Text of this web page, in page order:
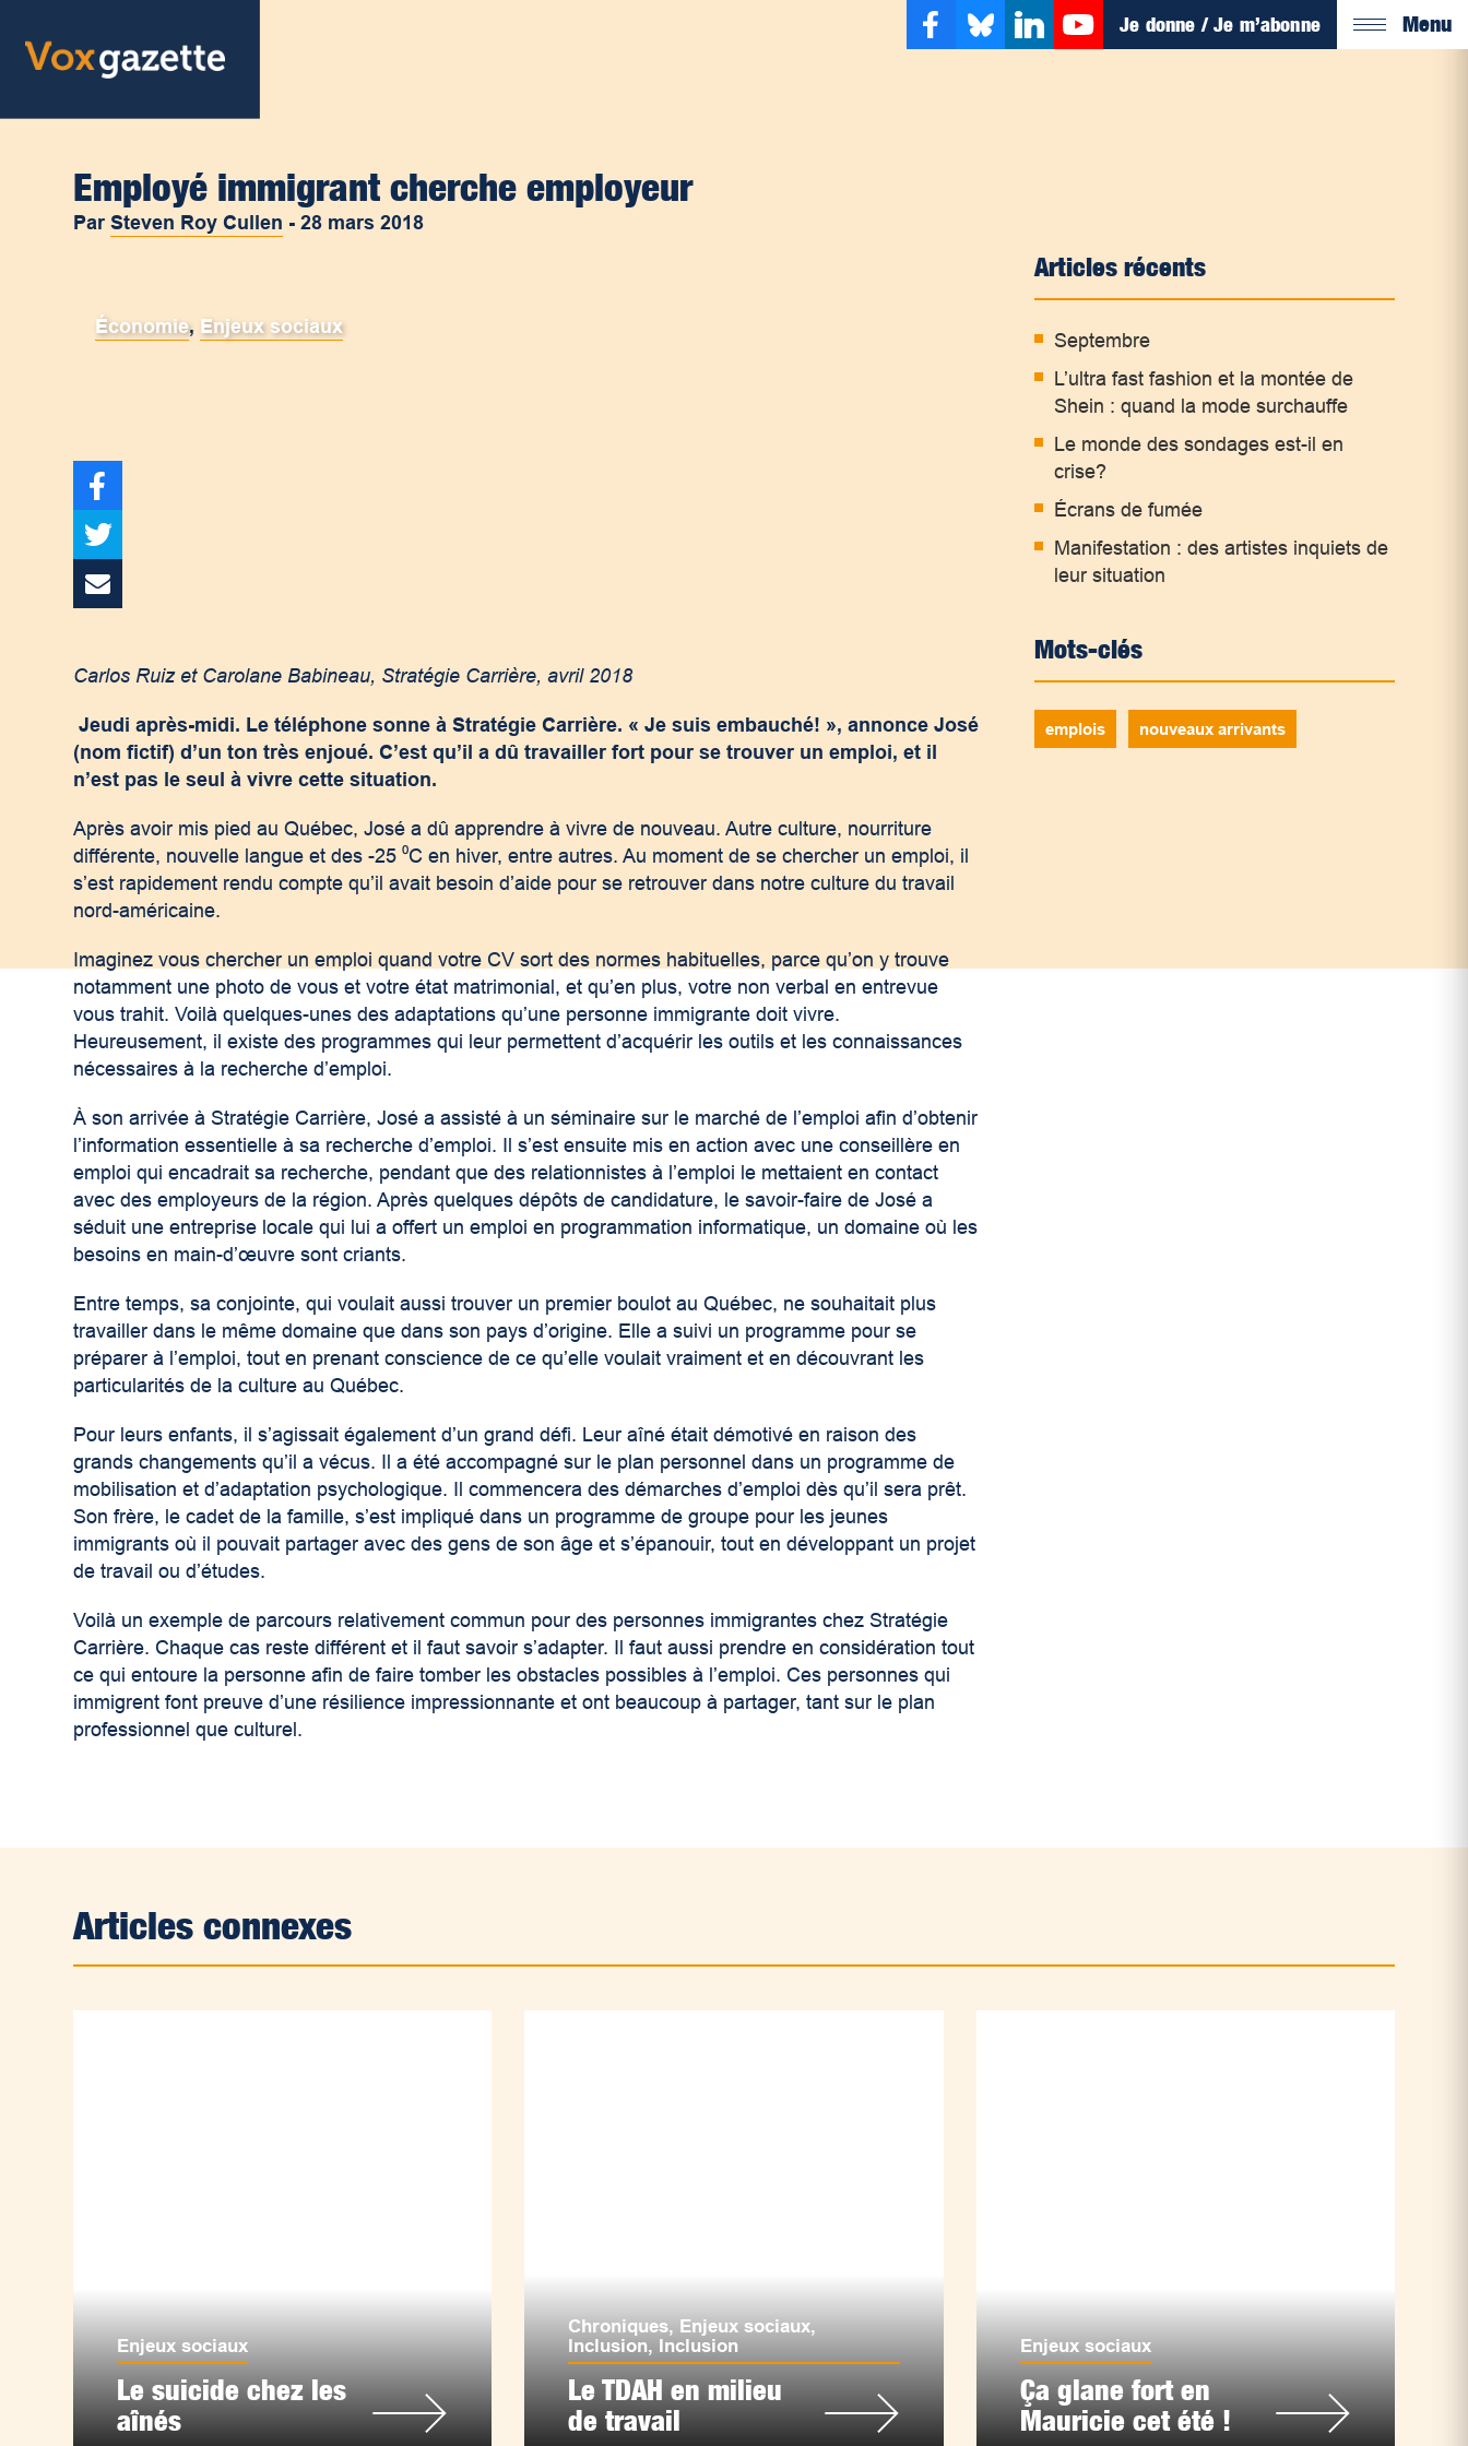
Je donne / Je m’abonne Menu
Employé immigrant cherche employeur
ParSteven Roy Cullen -28 mars 2018
Économie, Enjeux sociaux
Carlos Ruiz et Carolane Babineau, Stratégie Carrière, avril 2018
Jeudi après-midi. Le téléphone sonne à Stratégie Carrière. « Je suis embauché! », annonce José
(nom fictif) d’un ton très enjoué. C’est qu’il a dû travailler fort pour se trouver un emploi, et il
n’est pas le seul à vivre cette situation.
Après avoir mis pied au Québec, José a dû apprendre à vivre de nouveau. Autre culture, nourriture
différente, nouvelle langue et des -25 ⁰C en hiver, entre autres. Au moment de se chercher un emploi, il
s’est rapidement rendu compte qu’il avait besoin d’aide pour se retrouver dans notre culture du travail
nord-américaine.
Imaginez vous chercher un emploi quand votre CV sort des normes habituelles, parce qu’on y trouve
notamment une photo de vous et votre état matrimonial, et qu’en plus, votre non verbal en entrevue
vous trahit. Voilà quelques-unes des adaptations qu’une personne immigrante doit vivre.
Heureusement, il existe des programmes qui leur permettent d’acquérir les outils et les connaissances
nécessaires à la recherche d’emploi.
À son arrivée à Stratégie Carrière, José a assisté à un séminaire sur le marché de l’emploi afin d’obtenir
l’information essentielle à sa recherche d’emploi. Il s’est ensuite mis en action avec une conseillère en
emploi qui encadrait sa recherche, pendant que des relationnistes à l’emploi le mettaient en contact
avec des employeurs de la région. Après quelques dépôts de candidature, le savoir-faire de José a
séduit une entreprise locale qui lui a offert un emploi en programmation informatique, un domaine où les
besoins en main-d’œuvre sont criants.
Entre temps, sa conjointe, qui voulait aussi trouver un premier boulot au Québec, ne souhaitait plus
travailler dans le même domaine que dans son pays d’origine. Elle a suivi un programme pour se
préparer à l’emploi, tout en prenant conscience de ce qu’elle voulait vraiment et en découvrant les
particularités de la culture au Québec.
Pour leurs enfants, il s’agissait également d’un grand défi. Leur aîné était démotivé en raison des
grands changements qu’il a vécus. Il a été accompagné sur le plan personnel dans un programme de
mobilisation et d’adaptation psychologique. Il commencera des démarches d’emploi dès qu’il sera prêt.
Son frère, le cadet de la famille, s’est impliqué dans un programme de groupe pour les jeunes
immigrants où il pouvait partager avec des gens de son âge et s’épanouir, tout en développant un projet
de travail ou d’études.
Voilà un exemple de parcours relativement commun pour des personnes immigrantes chez Stratégie
Carrière. Chaque cas reste différent et il faut savoir s’adapter. Il faut aussi prendre en considération tout
ce qui entoure la personne afin de faire tomber les obstacles possibles à l’emploi. Ces personnes qui
immigrent font preuve d’une résilience impressionnante et ont beaucoup à partager, tant sur le plan
professionnel que culturel.
Articles récents
Septembre
L’ultra fast fashion et la montée de
Shein : quand la mode surchauffe
Le monde des sondages est-il en
crise?
Écrans de fumée
Manifestation : des artistes inquiets de
leur situation
Mots-clés
emplois nouveaux arrivants
Articles connexes
Enjeux sociaux
Le suicide chez les
aînés
Chroniques, Enjeux sociaux,
Inclusion, Inclusion
Le TDAH en milieu
de travail
Enjeux sociaux
Ça glane fort en
Mauricie cet été !